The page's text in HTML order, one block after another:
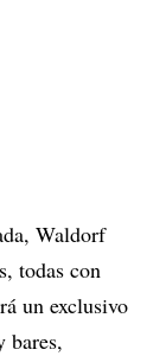
Waldorf
todas con
un exclusivo
bares,